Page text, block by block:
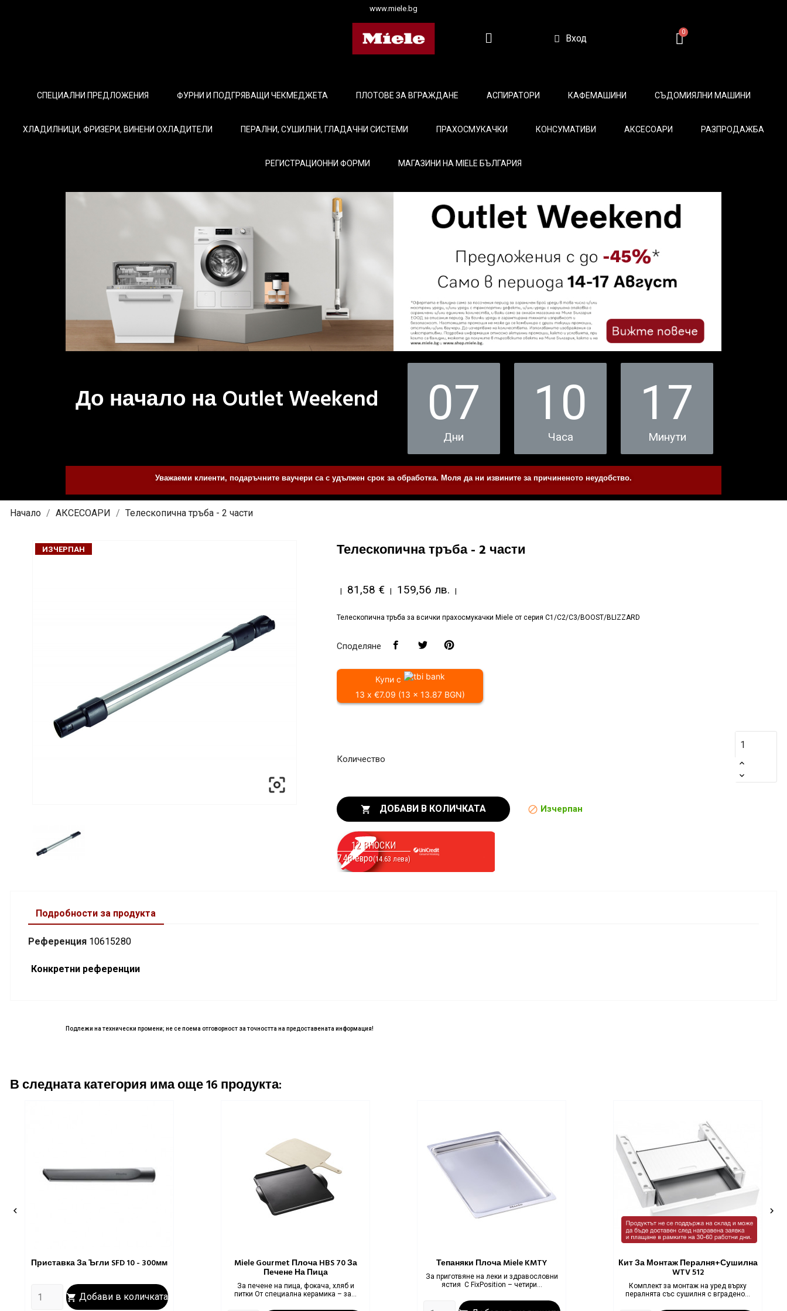
www.miele.bg
Вход
СПЕЦИАЛНИ ПРЕДЛОЖЕНИЯ ФУРНИ И ПОДГРЯВАЩИ ЧЕКМЕДЖЕТА ПЛОТОВЕ ЗА ВГРАЖДАНЕ АСПИРАТОРИ КАФЕМАШИНИ СЪДОМИЯЛНИ МАШИНИ
ХЛАДИЛНИЦИ, ФРИЗЕРИ, ВИНЕНИ ОХЛАДИТЕЛИ ПЕРАЛНИ, СУШИЛНИ, ГЛАДАЧНИ СИСТЕМИ ПРАХОСМУКАЧКИ КОНСУМАТИВИ АКСЕСОАРИ РАЗПРОДАЖБА
РЕГИСТРАЦИОННИ ФОРМИ МАГАЗИНИ НА MIELE БЪЛГАРИЯ
До начало на Outlet Weekend 07
Дни
10
Часа
17
Минути
Уважаеми клиенти, подаръчните ваучери са с удължен срок за обработка. Моля да ни извините за причиненото неудобство.
Начало АКСЕСОАРИ Телескопична тръба - 2 части
ИЗЧЕРПАН

Телескопична тръба - 2 части
| 81,58 € | 159,56 лв. |
Телескопична тръба за всички прахосмукачки Miele от серия C1/C2/C3/BOOST/BLIZZARD
Споделяне
Купи с
13 x €7.09 (13 x 13.87 BGN)
Количество
 ДОБАВИ В КОЛИЧКАТА  Изчерпан
12 ВНОСКИ
7.48 евро(14.63 лева)
Подробности за продукта
Референция 10615280
Конкретни референции
Подлежи на технически промени; не се поема отговорност за точността на предоставената информация!
В следната категория има още 16 продукта:
Приставка За Ъгли SFD 10 - 300мм
 Добави в количката
Miele Gourmet Плоча HBS 70 За
Печене На Пица
За печене на пица, фокача, хляб и
питки От специална керамика – за...
Тепаняки Плоча Miele KMTY
За приготвяне на леки и здравословни
ястия С FixPosition – четири...
Кит За Монтаж Пералня+сушилна
WTV 512
Комплект за монтаж на уред върху
пералнята със сушилня с вградено...
 